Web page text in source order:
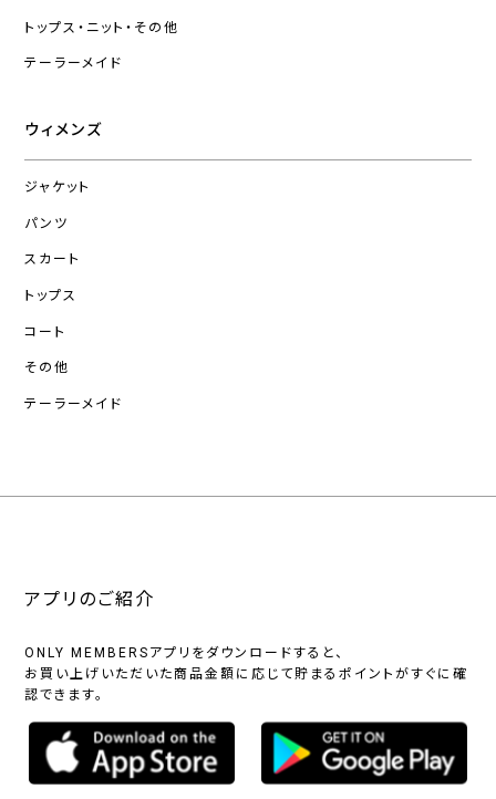
トップス・ニット・その他
テーラーメイド
ウィメンズ
ジャケット
パンツ
スカート
トップス
コート
その他
テーラーメイド
アプリのご紹介
ONLY MEMBERSアプリをダウンロードすると、
お買い上げいただいた商品金額に応じて貯まるポイントがすぐに確
認できます。